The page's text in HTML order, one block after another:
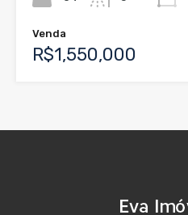
Venda
R$1,550,000